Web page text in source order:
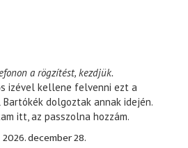
a rögzítést, kezdjük.
izével kellene felvenni ezt a
dolgoztak annak idején.
itt, az passzolna hozzám.
2026. december 28.